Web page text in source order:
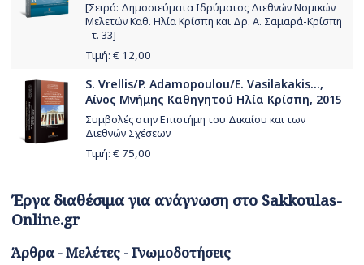
[Σειρά: Δημοσιεύματα Ιδρύματος Διεθνών Νομικών
Μελετών Καθ. Ηλία Κρίσπη και Δρ. Α. Σαμαρά-Κρίσπη
- τ. 33]
Τιμή: € 12,00
S. Vrellis/P. Adamopoulou/E. Vasilakakis...,
Αίνος Μνήμης Καθηγητού Ηλία Κρίσπη, 2015
Συμβολές στην Επιστήμη του Δικαίου και των
Διεθνών Σχέσεων
Τιμή: € 75,00
Έργα διαθέσιμα για ανάγνωση στο Sakkoulas-
Online.gr
Άρθρα - Μελέτες - Γνωμοδοτήσεις